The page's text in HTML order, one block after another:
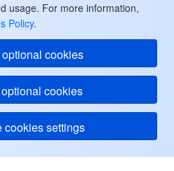
usage. For more information,
Policy.
cookies
cookies
cookies settings